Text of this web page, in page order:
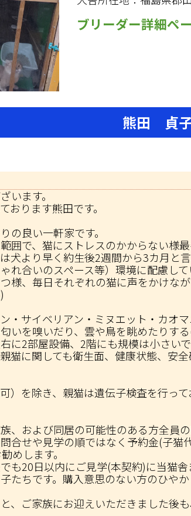
ブリーダー詳細ペ
熊田 貞子
います。
おります熊田です。
の良い一軒家です。
囲で、猫にストレスのかからない様最
犬より早く約生後2週間から3カ月と
れ合いのスペース等）環境に配慮して
様、毎日それぞれの猫に声をかけな
・サイベリアン・ミヌエット・カオ
いを嗅いだり、雲や鳥を眺めたりす
に2部屋設備、2階にも規模は小さい
猫に関しても衛生面、健康状態、安
）を除き、親猫は遺伝子検査を行って
、および同居の可能性のある方全員
合せや見学の順ではなく予約金(子
めします。
も20日以内にご見学(本契約)に当猫舎
たちです。購入意思のない方のひや
、ご家族にお迎えいただきました後